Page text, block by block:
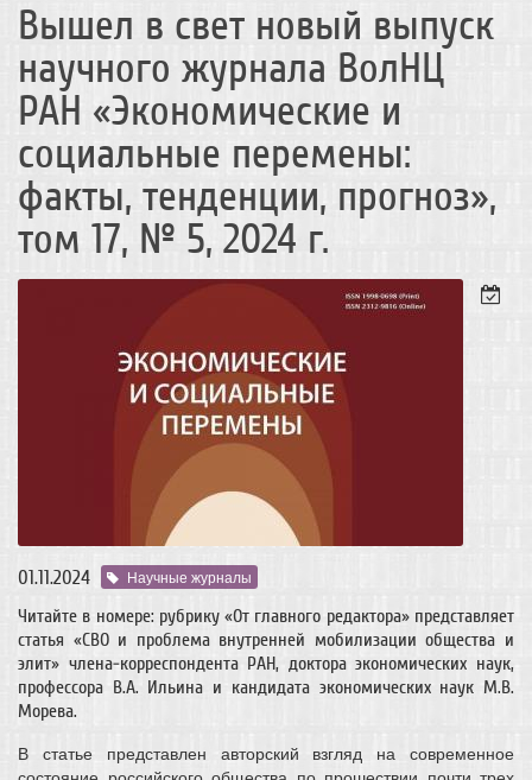
Вышел в свет новый выпуск
научного журнала ВолНЦ
РАН «Экономические и
социальные перемены:
факты, тенденции, прогноз»,
том 17, № 5, 2024 г.
01.11.2024 Научные журналы
Читайте в номере: рубрику «От главного редактора» представляет
статья «СВО и проблема внутренней мобилизации общества и
элит» члена-корреспондента РАН, доктора экономических наук,
профессора В.А. Ильина и кандидата экономических наук М.В.
Морева.
В статье представлен авторский взгляд на современное